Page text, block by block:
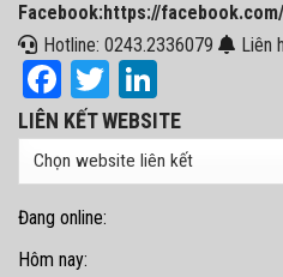
Facebook:https://
Hotline: 0243.2336079
Liên
Facebook
Twitter
LIÊN KẾT WEBSITE
Đang online:
Hôm nay: